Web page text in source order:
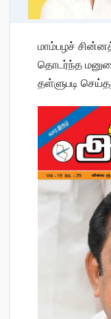
மாம்பழச்
தொடர்ந்த
தள்ளுபடி